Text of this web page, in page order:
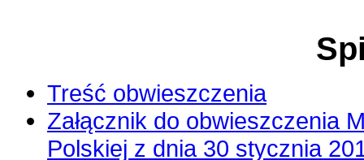
Treść obwieszczenia
Załącznik do obwieszczenia
Polskiej z dnia 30 stycznia